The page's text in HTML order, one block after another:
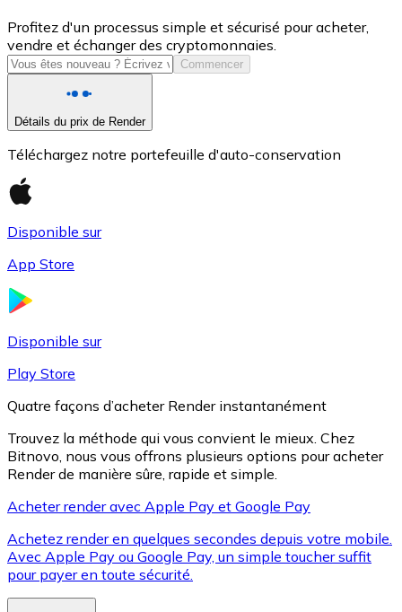
USD Coin
USDC
XRP
XRP
Profitez d'un processus simple et sécurisé pour acheter,
vendre et échanger des cryptomonnaies.
Commencer
Détails du prix de Render
Téléchargez notre portefeuille d'auto-conservation
Disponible sur
App Store
Disponible sur
Play Store
Quatre façons d’acheter Render instantanément
Trouvez la méthode qui vous convient le mieux. Chez
Bitnovo, nous vous offrons plusieurs options pour acheter
Render de manière sûre, rapide et simple.
Acheter render avec Apple Pay et Google Pay
Achetez render en quelques secondes depuis votre mobile.
Avec Apple Pay ou Google Pay, un simple toucher suffit
pour payer en toute sécurité.